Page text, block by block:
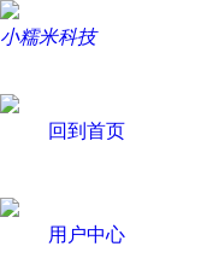
小糯米科技
回到首页
用户中心